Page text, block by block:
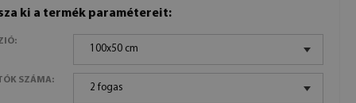
ki a termék paramétereit:
100x50 cm
SZÁMA:
2 fogas